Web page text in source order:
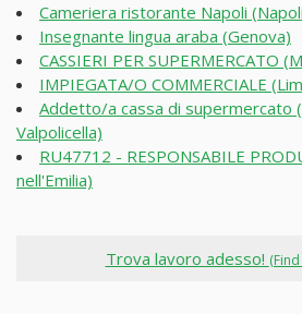
Cameriera ristorante Napoli
Insegnante lingua araba (Genova)
CASSIERI PER SUPERMERCATO
IMPIEGATA/O COMMERCIALE
Addetto/a cassa di supermercato
Valpolicella)
RU47712 - RESPONSABILE
nell'Emilia)
Trova lavoro adesso!